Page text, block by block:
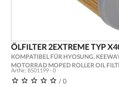
ÖLFILTER 2EXTREME TYP
KOMPATIBEL FÜR HYOSUNG,
MOTORRAD MOPED ROLLER OIL
ArtNr.: 8501199 - 0
/ 0